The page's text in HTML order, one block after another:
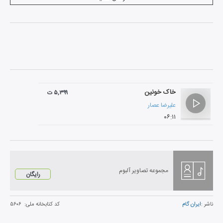
خاک خونین
علیرضا عصار
۰۶:۱۱
۵,۳۹۹ ت
مجموعه تصاویر آلبوم رایگان
ناشر :ایران گام کد کتابخانه ملی: ۵۶۰۶